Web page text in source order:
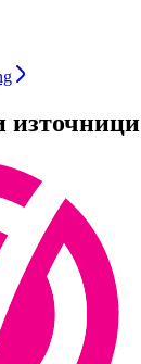
източници